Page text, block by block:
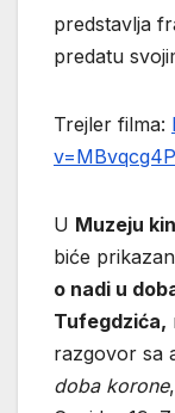
predstavlja
predatu
Trejler filma:
U Muzeju
biće
o nadi u
Tufegdzića,
razgovor sa
doba korone